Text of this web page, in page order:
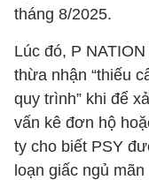
tháng 8/2025.
Lúc đó, P
thừa nhận “thiếu
quy trình” khi để
vấn kê đơn hộ
ty cho biết PSY
loạn giấc ngủ